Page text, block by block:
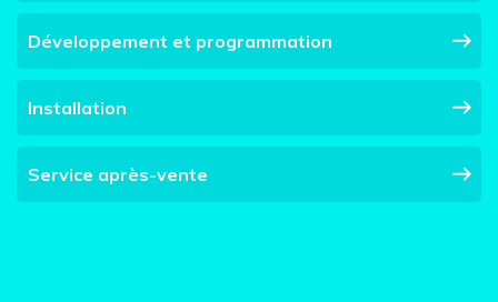
Développement et programmation
Installation
Service après-vente